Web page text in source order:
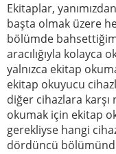
Ekitaplar,
başta olmak üzere
bölümde
aracılığıyla kolayca
yalnızca ekitap
ekitap okuyucu
diğer cihazlara
okumak için ekitap
gerekliyse hangi
dördüncü